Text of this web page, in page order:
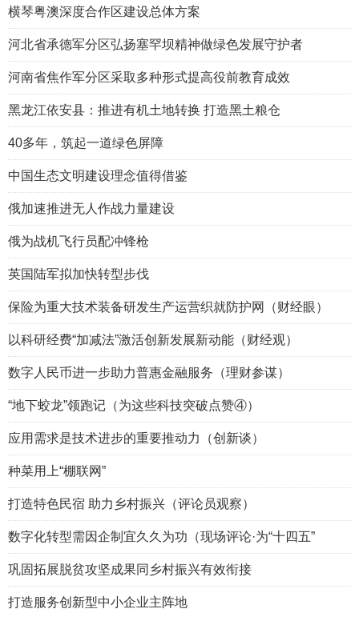
横琴粤澳深度合作区建设总体方案
河北省承德军分区弘扬塞罕坝精神做绿色发展守护者
河南省焦作军分区采取多种形式提高役前教育成效
黑龙江依安县：推进有机土地转换 打造黑土粮仓
40多年，筑起一道绿色屏障
中国生态文明建设理念值得借鉴
俄加速推进无人作战力量建设
俄为战机飞行员配冲锋枪
英国陆军拟加快转型步伐
保险为重大技术装备研发生产运营织就防护网（财经眼）
以科研经费“加减法”激活创新发展新动能（财经观）
数字人民币进一步助力普惠金融服务（理财参谋）
“地下蛟龙”领跑记（为这些科技突破点赞④）
应用需求是技术进步的重要推动力（创新谈）
种菜用上“棚联网”
打造特色民宿 助力乡村振兴（评论员观察）
数字化转型需因企制宜久久为功（现场评论·为“十四五”
巩固拓展脱贫攻坚成果同乡村振兴有效衔接
打造服务创新型中小企业主阵地